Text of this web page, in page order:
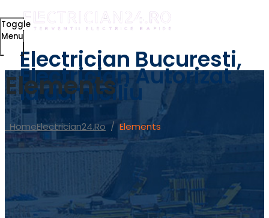
Electrician Bucuresti,
Electrician Autorizat
la domiciliu
Toggle
Menu
Elements
HomeElectrician24.ro / Elements